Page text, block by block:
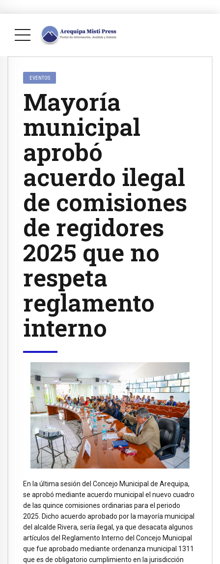
EVENTOS
Mayoría
municipal
aprobó
acuerdo ilegal
de comisiones
de regidores
2025 que no
respeta
reglamento
interno
En la última sesión del Concejo Municipal de Arequipa,
se aprobó mediante acuerdo municipal el nuevo cuadro
de las quince comisiones ordinarias para el periodo
2025. Dicho acuerdo aprobado por la mayoría municipal
del alcalde Rivera, sería ilegal, ya que desacata algunos
artículos del Reglamento Interno del Concejo Municipal
que fue aprobado mediante ordenanza municipal 1311
que es de obligatorio cumplimiento en la jurisdicción